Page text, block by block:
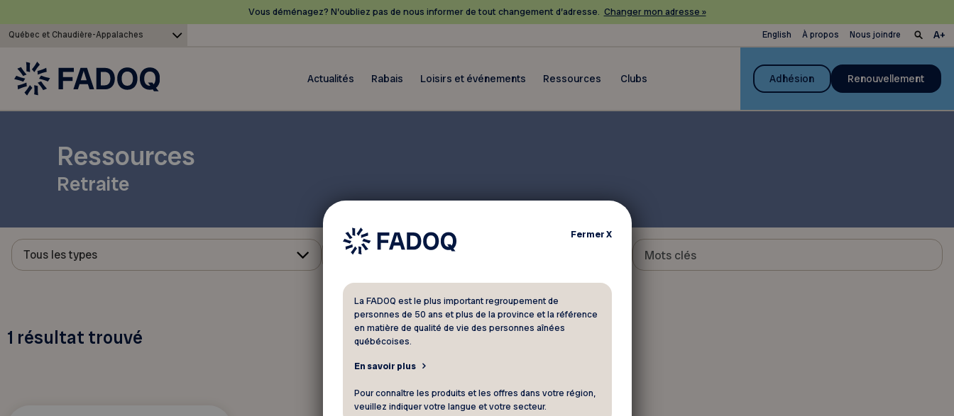
Vous déménagez? N’oubliez pas de nous informer de tout changement d’adresse. Changer mon adresse »
Québec et Chaudière-Appalaches English À propos Nous joindre
Actualités Rabais Loisirs et événements Ressources Clubs Adhésion Renouvellement
Ressources
Retraite
Tous les types Retraite
1 résultat trouvé
FermerX
La FADOQ est le plus important regroupement de
personnes de 50 ans et plus de la province et la référence
en matière de qualité de vie des personnes aînées
québécoises.
En savoir plus
Pour connaître les produits et les offres dans votre région,
veuillez indiquer votre langue et votre secteur.